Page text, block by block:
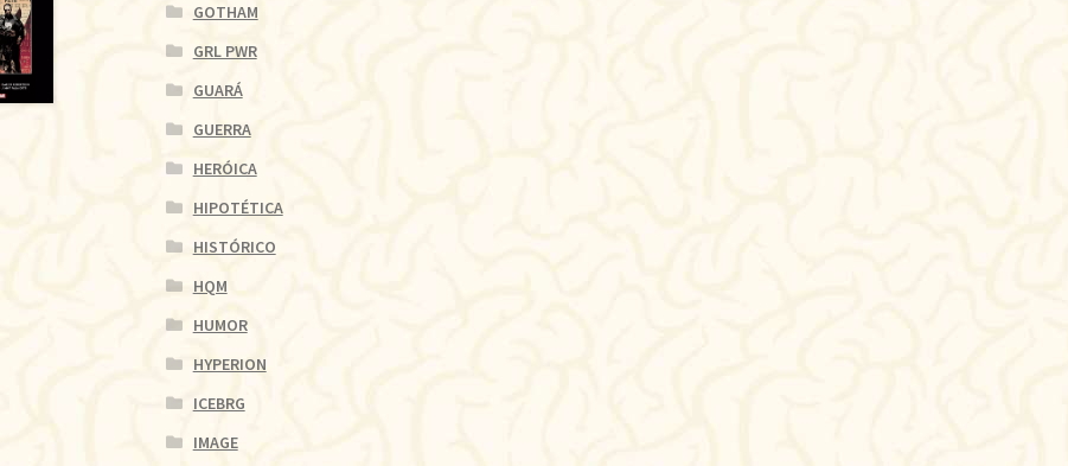
GOTHAM
GRL PWR
GUARÁ
GUERRA
HERÓICA
HIPOTÉTICA
HISTÓRICO
HQM
HUMOR
HYPERION
ICEBRG
IMAGE